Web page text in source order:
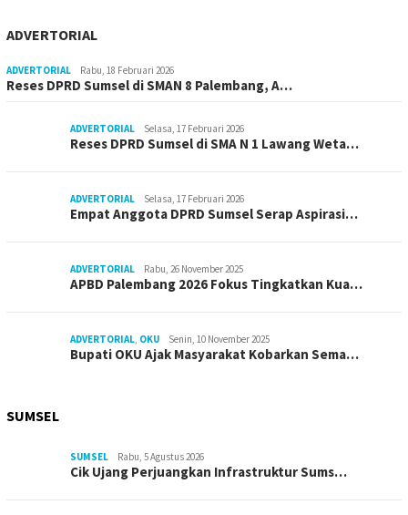
ADVERTORIAL
ADVERTORIAL Rabu, 18 Februari 2026
Reses DPRD Sumsel di SMAN 8 Palembang, A…
ADVERTORIAL Selasa, 17 Februari 2026
Reses DPRD Sumsel di SMA N 1 Lawang Weta…
ADVERTORIAL Selasa, 17 Februari 2026
Empat Anggota DPRD Sumsel Serap Aspirasi…
ADVERTORIAL Rabu, 26 November 2025
APBD Palembang 2026 Fokus Tingkatkan Kua…
ADVERTORIAL OKU Senin, 10 November 2025
Bupati OKU Ajak Masyarakat Kobarkan Sema…
SUMSEL
SUMSEL Rabu, 5 Agustus 2026
Cik Ujang Perjuangkan Infrastruktur Sums…